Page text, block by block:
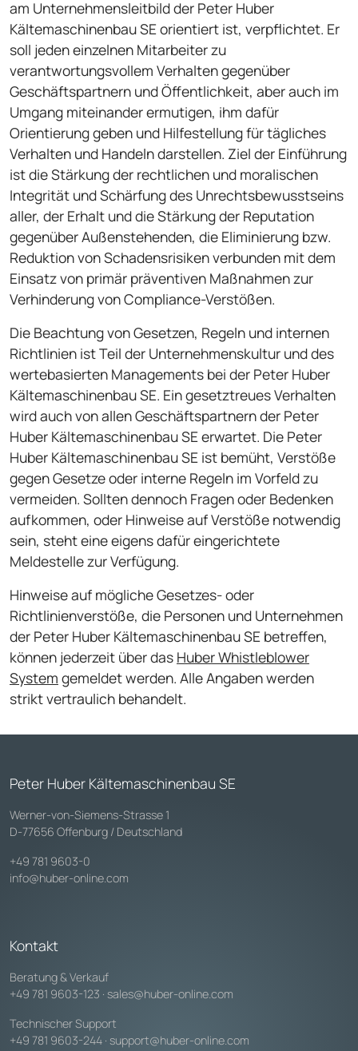
am Unternehmensleitbild der Peter Huber
Kältemaschinenbau SE orientiert ist, verpflichtet. Er
soll jeden einzelnen Mitarbeiter zu
verantwortungsvollem Verhalten gegenüber
Geschäftspartnern und Öffentlichkeit, aber auch im
Umgang miteinander ermutigen, ihm dafür
Orientierung geben und Hilfestellung für tägliches
Verhalten und Handeln darstellen. Ziel der Einführung
ist die Stärkung der rechtlichen und moralischen
Integrität und Schärfung des Unrechtsbewusstseins
aller, der Erhalt und die Stärkung der Reputation
gegenüber Außenstehenden, die Eliminierung bzw.
Reduktion von Schadensrisiken verbunden mit dem
Einsatz von primär präventiven Maßnahmen zur
Verhinderung von Compliance-Verstößen.
Die Beachtung von Gesetzen, Regeln und internen
Richtlinien ist Teil der Unternehmenskultur und des
wertebasierten Managements bei der Peter Huber
Kältemaschinenbau SE. Ein gesetztreues Verhalten
wird auch von allen Geschäftspartnern der Peter
Huber Kältemaschinenbau SE erwartet. Die Peter
Huber Kältemaschinenbau SE ist bemüht, Verstöße
gegen Gesetze oder interne Regeln im Vorfeld zu
vermeiden. Sollten dennoch Fragen oder Bedenken
aufkommen, oder Hinweise auf Verstöße notwendig
sein, steht eine eigens dafür eingerichtete
Meldestelle zur Verfügung.
Hinweise auf mögliche Gesetzes- oder
Richtlinienverstöße, die Personen und Unternehmen
der Peter Huber Kältemaschinenbau SE betreffen,
können jederzeit über das Huber Whistleblower
System gemeldet werden. Alle Angaben werden
strikt vertraulich behandelt.
Peter Huber Kältemaschinenbau SE
Werner-von-Siemens-Strasse 1
D-77656 Offenburg / Deutschland
+49 781 9603-0
info@huber-online.com
Kontakt
Beratung & Verkauf
+49 781 9603-123 · sales@huber-online.com
Technischer Support
+49 781 9603-244 · support@huber-online.com